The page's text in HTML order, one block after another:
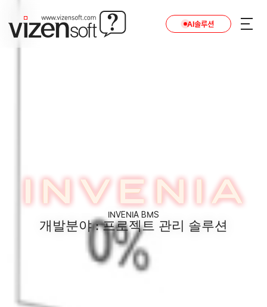
AI솔루션
INVENIA BMS
개발분야 : 프로젝트 관리 솔루션